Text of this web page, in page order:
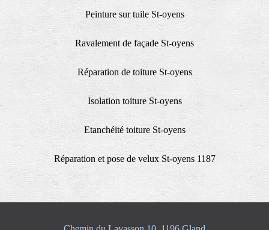
Peinture sur tuile St-oyens
Ravalement de façade St-oyens
Réparation de toiture St-oyens
Isolation toiture St-oyens
Etanchéité toiture St-oyens
Réparation et pose de velux St-oyens 1187